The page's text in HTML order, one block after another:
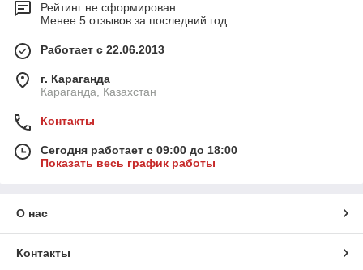
Рейтинг не сформирован
Менее 5 отзывов за последний год
Работает с 22.06.2013
г. Караганда
Караганда, Казахстан
Контакты
Сегодня работает с 09:00 до 18:00
Показать весь график работы
О нас
Контакты